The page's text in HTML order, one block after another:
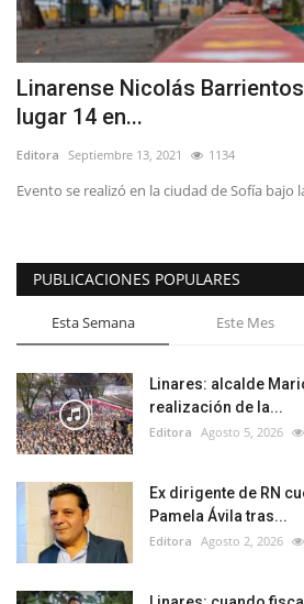
Deporte
Política
Espectáculos
Linarense Nicolás
lugar 14 en...
Editora Septiembre 13, 2021 1134
Evento se realizó en la ciudad de Sofía bajo
PUBLICACIONES POPULARES
Esta Semana Este Mes
Linares: alcalde
realización de la...
Editora Agosto 5, 2026
Ex dirigente de RN
Pamela Ávila tras...
Editora Agosto 2, 2026